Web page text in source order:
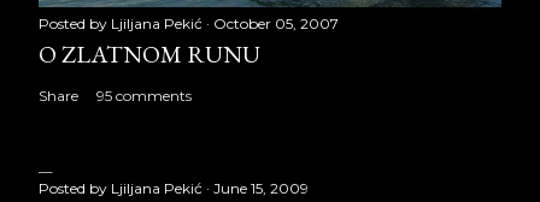
Posted by Ljiljana Pekić October 05, 2007
O ZLATNOM RUNU
Share 95 comments
Posted by Ljiljana Pekić June 15, 2009